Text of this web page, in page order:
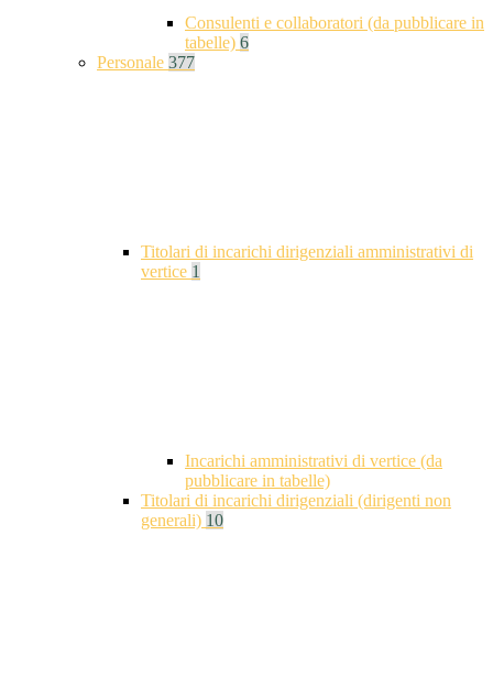
Consulenti e collaboratori (da pubblicare in
tabelle) 6
Personale 377
Titolari di incarichi dirigenziali amministrativi di
vertice 1
Incarichi amministrativi di vertice (da
pubblicare in tabelle)
Titolari di incarichi dirigenziali (dirigenti non
generali) 10